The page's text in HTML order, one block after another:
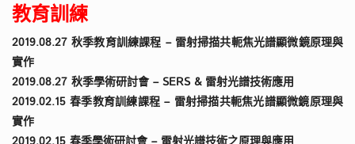
教育訓練
2019.08.27 秋季教育訓練課程 – 雷射掃描共軛焦光譜顯微鏡原理與
實作
2019.08.27 秋季學術研討會 – SERS & 雷射光譜技術應用
2019.02.15 春季教育訓練課程 – 雷射掃描共軛焦光譜顯微鏡原理與
實作
2019.02.15 春季學術研討會 – 雷射光譜技術之原理與應用